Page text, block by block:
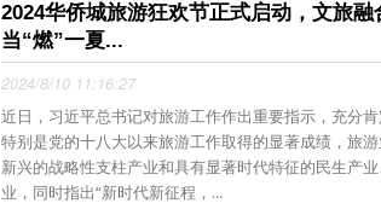
2024华侨城旅游狂欢节正式启动，文旅融
当“燃”一夏...
2024/8/10 11:16:27
近日，习近平总书记对旅游工作作出重要指示，充分
特别是党的十八大以来旅游工作取得的显著成绩，旅
新兴的战略性支柱产业和具有显著时代特征的民生产
业，同时指出“新时代新征程，...